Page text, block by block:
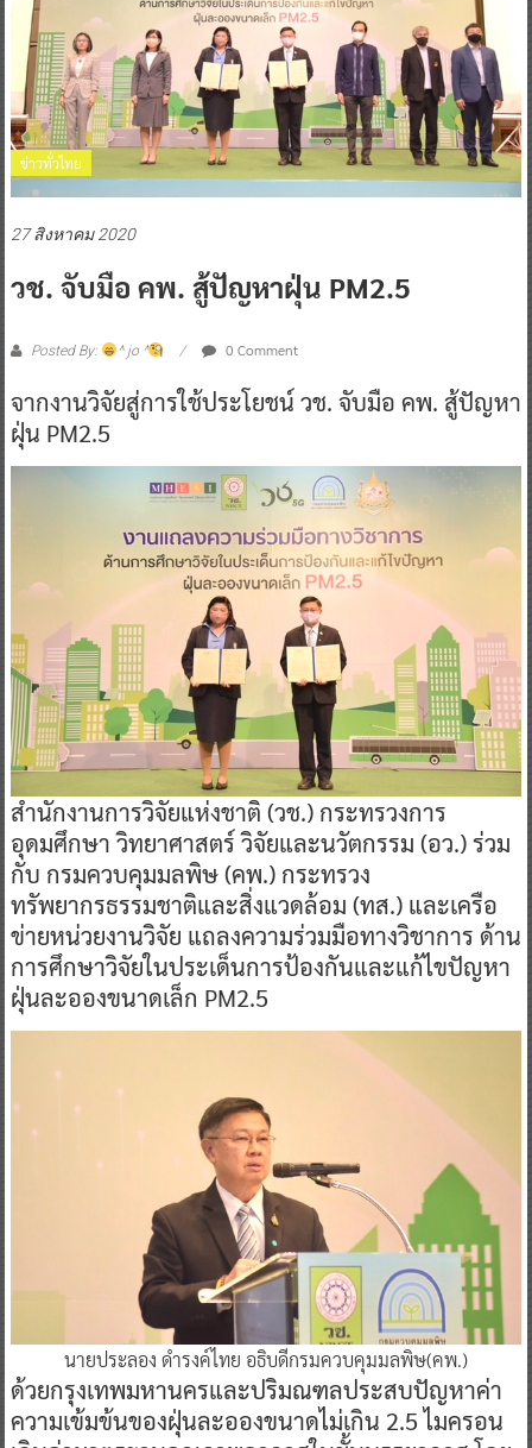
ข่าวทั่วไทย
27 สิงหาคม 2020
วช. จับมือ คพ. สู้ปัญหาฝุ่น PM2.5
Posted By: ^ jo ^ 0 Comment
จากงานวิจัยสู่การใช้ประโยชน์ วช. จับมือ คพ. สู้ปัญหา
ฝุ่น PM2.5
สำนักงานการวิจัยแห่งชาติ (วช.) กระทรวงการ
อุดมศึกษา วิทยาศาสตร์ วิจัยและนวัตกรรม (อว.) ร่วม
กับ กรมควบคุมมลพิษ (คพ.) กระทรวง
ทรัพยากรธรรมชาติและสิ่งแวดล้อม (ทส.) และเครือ
ข่ายหน่วยงานวิจัย แถลงความร่วมมือทางวิชาการ ด้าน
การศึกษาวิจัยในประเด็นการป้องกันและแก้ไขปัญหา
ฝุ่นละอองขนาดเล็ก PM2.5
นายประลอง ดำรงค์ไทย อธิบดีกรมควบคุมมลพิษ(คพ.)
ด้วยกรุงเทพมหานครและปริมณฑลประสบปัญหาค่า
ความเข้มข้นของฝุ่นละอองขนาดไม่เกิน 2.5 ไมครอน